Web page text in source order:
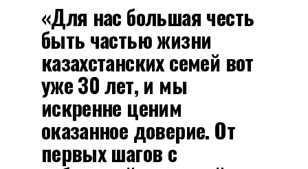
«Для нас большая честь
быть частью жизни
казахстанских семей вот
уже 30 лет, и мы
искренне ценим
оказанное доверие. От
первых шагов с